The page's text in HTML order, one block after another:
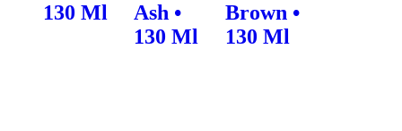
130 Ml
Ash •
130 Ml
Brown •
130 Ml